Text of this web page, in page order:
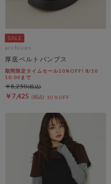
archives
厚底ベルトパンプス
期間限定タイムセール10%OFF! 8/10
10:00まで
￥7,425 10％OFF
￥8,250